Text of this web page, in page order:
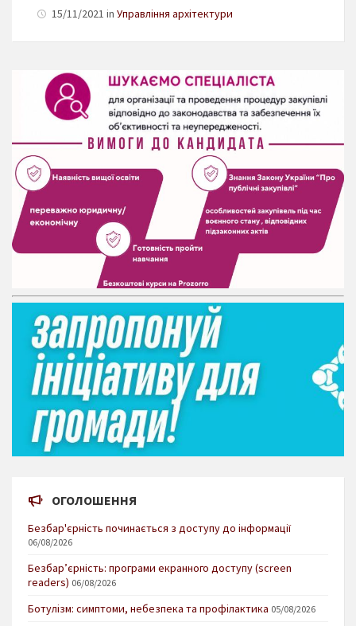
15/11/2021 in Управління архітектури
ОГОЛОШЕННЯ
Безбар'єрність починається з доступу до інформації
06/08/2026
Безбар’єрність: програми екранного доступу (screen
readers) 06/08/2026
Ботулізм: симптоми, небезпека та профілактика 05/08/2026